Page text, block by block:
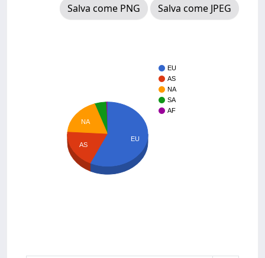
Salva come PNG
Salva come JPEG
EU
AS
NA
SA
AF
NA
AS
EU